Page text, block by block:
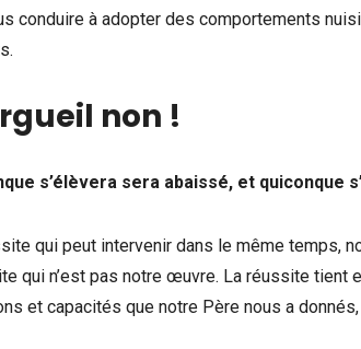
conduire à adopter des comportements
non !
s’élèvera sera abaissé, et quiconque
qui peut intervenir dans le même temps,
qui n’est pas notre œuvre. La réussite tient
et capacités que notre Père nous a